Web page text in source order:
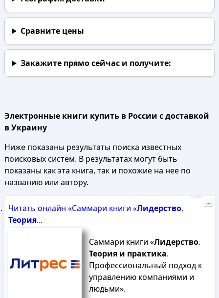
Сравните цены
Закажите прямо сейчаси получите:
Электронные книги купить в России с доставкой
в Украину
Ниже показаны результаты поиска известных
поисковых систем. В результатах могут быть
показаны как эта книга, так и похожие на нее по
названию или автору.
Читать онлайн «Саммари книги «Лидерство.
Теория...
Саммари книги «Лидерство.
Теория и практика.
Профессиональный подход к
управлению компаниями и
людьми».
Реклама
...